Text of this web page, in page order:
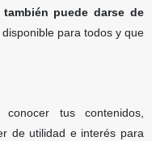
puede darse de
para todos y que
tus contenidos,
de utilidad e interés para